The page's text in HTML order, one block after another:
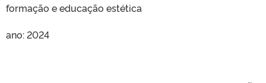
formação e educação estética
ano: 2024